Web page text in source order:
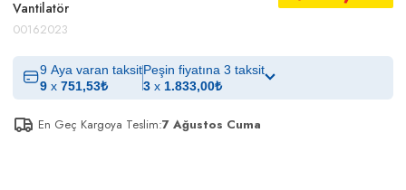
Vantilatör
00162023
9 Aya varan taksit
9 x 751,53₺
Peşin fiyatına 3 taksit
3 x 1.833,00₺
En Geç Kargoya Teslim:7 Ağustos Cuma